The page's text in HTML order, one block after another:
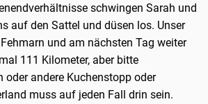
schwingen Sarah und
auf den Sattel und düsen los. Unser
und am nächsten Tag weiter
111 Kilometer, aber bitte
oder andere Kuchenstopp oder
muss auf jeden Fall drin sein.